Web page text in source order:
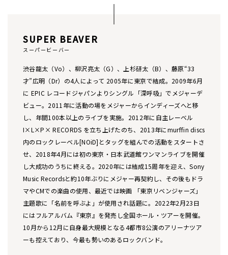
SUPER BEAVER
スーパービーバー
渋谷龍太（Vo）、柳沢亮太（G）、上杉研太（B）、藤原“33
才”広明（Dr）の4人によって 2005年に東京で結成。2009年6月
に EPIC レコードジャパンよりシングル「深呼吸」でメジャーデ
ビュー。2011年に活動の場をメジャーからインディーズへと移
し、年間100本以上のライブを実施。2012年に自主レーベル
I×L×P× RECORDS を立ち上げたのち、2013年にmurffin discs
内のロックレーベル[NOiD]とタッグを組んでの活動をスタートさ
せ、2018年4月には初の東京・日本武道館ワンマンライブを開催
し大成功のうちに終える。2020年には結成15周年を迎え、Sony
Music Recordsと約10年ぶりにメジャー再契約し、その後もドラ
マやCMでの楽曲の使用、最近では映画 「東京リベンジャーズ」
主題歌に「名前を呼ぶよ」が使用され話題に。2022年2月23日
にはフルアルバム『東京』を発売し全国ホール・ツアーを開催。
10月から12月に自身最大規模となる4都市8公演のアリーナツア
ーも控えており、今最も勢いのあるロックバンド。